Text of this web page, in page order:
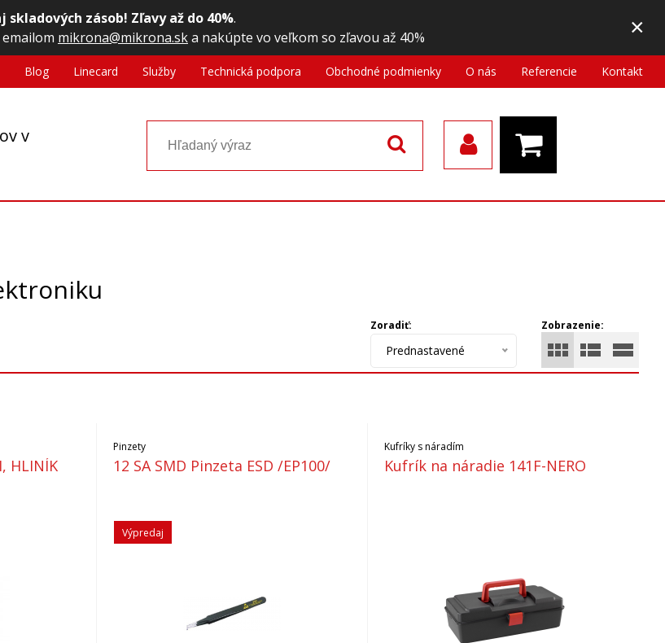
skladových zásob! Zľavy až do 40%.
mikrona@mikrona.ska nakúpte vo veľkom so zľavou až 40% ×
v
Blog Linecard Služby Technická podpora Obchodné podmienky O nás Referencie Kontakt
Zobrazenie:
Zoradiť:
Prednastavené
HLINÍK
Pinzety
12 SA SMD Pinzeta ESD /EP100/
Výpredaj
Kufríky s náradím
Kufrík na náradie 141F-NERO